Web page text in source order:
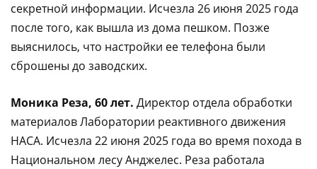
секретной информации. Исчезла 26 июня 2025 года
после того, как вышла из дома пешком. Позже
выяснилось, что настройки ее телефона были
сброшены до заводских.
Моника Реза, 60 лет. Директор отдела обработки
материалов Лаборатории реактивного движения
НАСА. Исчезла 22 июня 2025 года во время похода в
Национальном лесу Анджелес. Реза работала